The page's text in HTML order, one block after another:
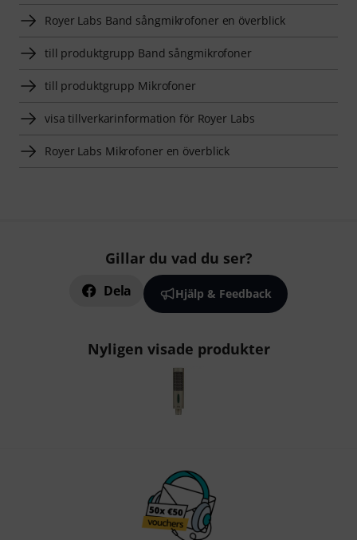
Royer Labs Band sångmikrofoner en överblick
till produktgrupp Band sångmikrofoner
till produktgrupp Mikrofoner
visa tillverkarinformation för Royer Labs
Royer Labs Mikrofoner en överblick
Gillar du vad du ser?
Dela Hjälp & Feedback
Nyligen visade produkter